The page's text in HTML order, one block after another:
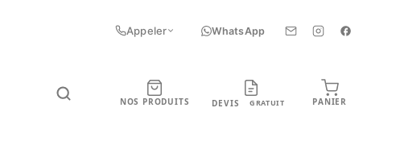
Appeler WhatsApp
NOS PRODUITS DEVIS GRATUIT PANIER